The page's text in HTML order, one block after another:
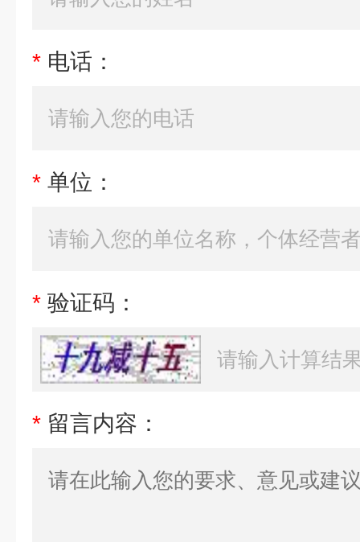
* 电话：
* 单位：
* 验证码：
* 留言内容：